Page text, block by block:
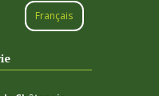
Français